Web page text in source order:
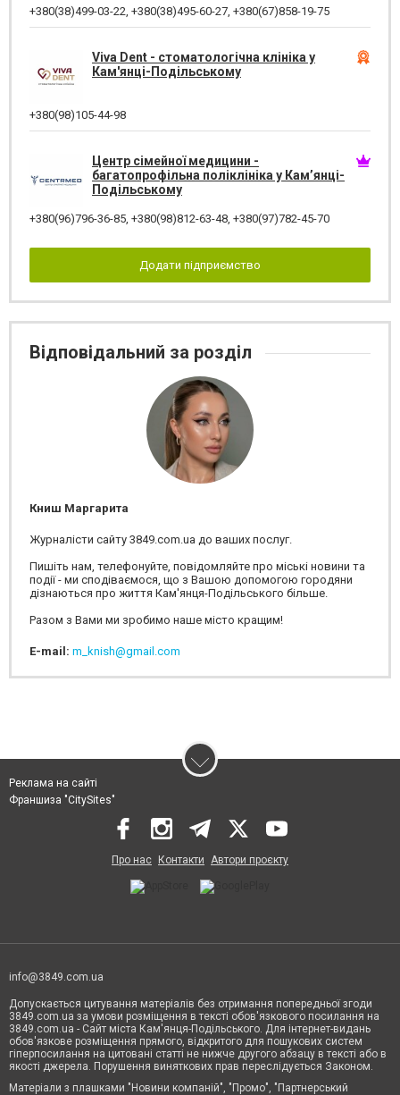
+380(38)499-03-22, +380(38)495-60-27, +380(67)858-19-75
Viva Dent - стоматологічна клініка у
Кам'янці-Подільському
+380(98)105-44-98
Центр сімейної медицини -
багатопрофільна поліклініка у Кам’янці-
Подільському
+380(96)796-36-85, +380(98)812-63-48, +380(97)782-45-70
Додати підприємство
Відповідальний за розділ
Книш Маргарита
Журналісти сайту 3849.com.ua до ваших послуг.
Пишіть нам, телефонуйте, повідомляйте про міські новини та
події - ми сподіваємося, що з Вашою допомогою городяни
дізнаються про життя Кам'янця-Подільського більше.
Разом з Вами ми зробимо наше місто кращим!
E-mail: m_knish@gmail.com
Реклама на сайті
Франшиза "CitySites"
Про нас Контакти Автори проєкту
info@3849.com.ua
Допускається цитування матеріалів без отримання попередньої згоди
3849.com.ua за умови розміщення в тексті обов'язкового посилання на
3849.com.ua - Сайт міста Кам'янця-Подільського. Для інтернет-видань
обов'язкове розміщення прямого, відкритого для пошукових систем
гіперпосилання на цитовані статті не нижче другого абзацу в тексті або в
якості джерела. Порушення виняткових прав переслідується Законом.
Матеріали з плашками "Новини компаній", "Промо", "Партнерський